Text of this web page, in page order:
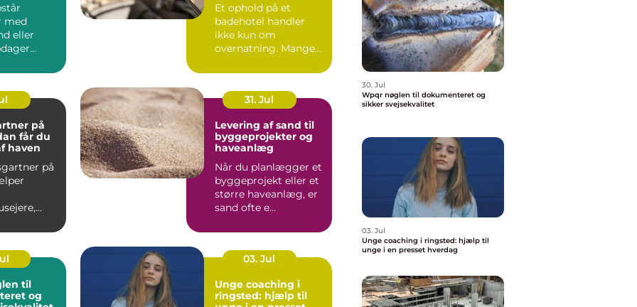
med
eller
er af...
Et ophold på et
badehotel handler
ikke kun om
overnatning. Mange
badehotel som et fr...
på
haven
på
31. Jul
Levering af sand til
byggeprojekter og
haveanlæg
Når du planlægger et
byggeprojekt eller et
større haveanlæg, er
sand ofte e...
og
03. Jul
Unge coaching i
ringsted: hjælp til
30. Jul
Wpqr nøglen til dokumenteret og
sikker svejsekvalitet
03. Jul
Unge coaching i ringsted: hjælp til
unge i en presset hverdag